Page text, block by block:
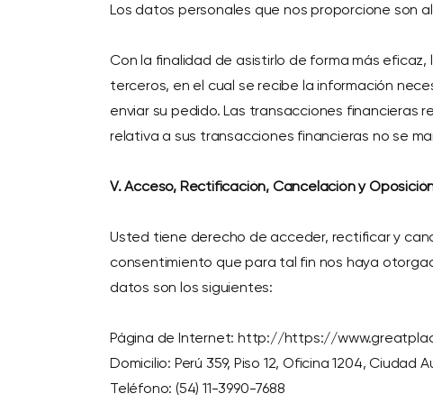
Los datos personales que nos proporcione son
Con la finalidad de asistirlo de forma más
terceros, en el cual se recibe la información
enviar su pedido. Las transacciones financieras
relativa a sus transacciones financieras no se
V. Acceso, Rectificación, Cancelación y
Usted tiene derecho de acceder, rectificar y
consentimiento que para tal fin nos haya
datos son los siguientes:
Página de Internet: http://https://
Domicilio: Perú 359, Piso 12, Oficina 1204,
Teléfono: (54) 11-3990-7688